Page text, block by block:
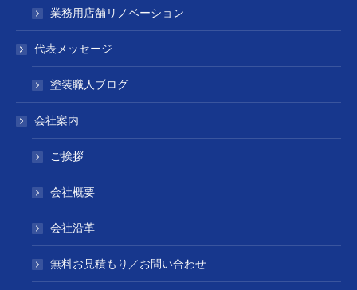
業務用店舗リノベーション
代表メッセージ
塗装職人ブログ
会社案内
ご挨拶
会社概要
会社沿革
無料お見積もり／お問い合わせ